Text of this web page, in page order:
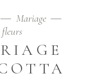
Mariage
fleurs